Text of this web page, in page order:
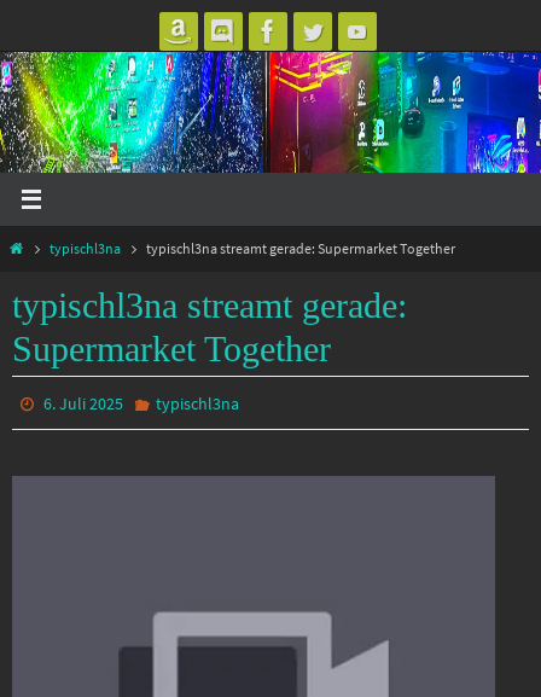
Inhalt
springen
Starttypischl3na typischl3na streamt gerade: Supermarket Together
typischl3na streamt gerade:
Supermarket Together
6. Juli 2025 typischl3na